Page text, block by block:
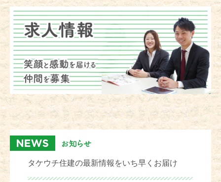
タケウチ住建の最新情報をいち早くお届け